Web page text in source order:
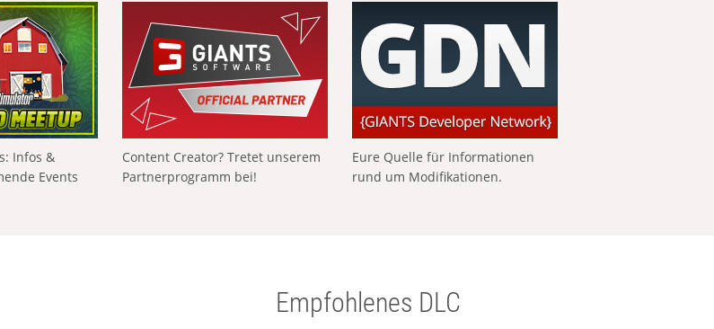
Infos &
Events
Content Creator? Tretet unserem
Partnerprogramm bei!
Eure Quelle für Informationen
rund um Modifikationen.
Empfohlenes DLC